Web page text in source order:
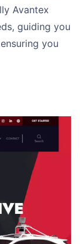
Avantex
guiding you
you